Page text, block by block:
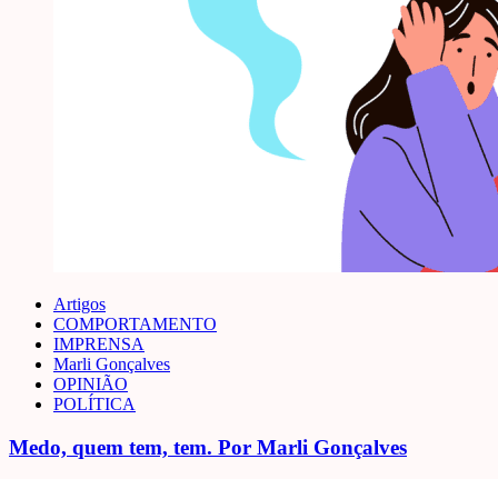
Artigos
COMPORTAMENTO
IMPRENSA
Marli Gonçalves
OPINIÃO
POLÍTICA
Medo, quem tem, tem. Por Marli Gonçalves